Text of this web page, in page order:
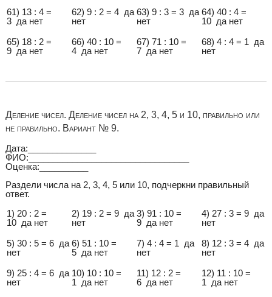
61) 13 : 4 =
3 да нет
62) 9 : 2 = 4 да
нет
63) 9 : 3 = 3 да
нет
64) 40 : 4 =
10 да нет
65) 18 : 2 =
9 да нет
66) 40 : 10 =
4 да нет
67) 71 : 10 =
7 да нет
68) 4 : 4 = 1 да
нет
Деление чисел. Деление чисел на 2, 3, 4, 5 и 10, правильно или
не правильно. Вариант № 9.
Дата:______________
ФИО:_________________________________
Оценка:__________
Раздели числа на 2, 3, 4, 5 или 10, подчеркни правильный
ответ.
1) 20 : 2 =
10 да нет
2) 19 : 2 = 9 да
нет
3) 91 : 10 =
9 да нет
4) 27 : 3 = 9 да
нет
5) 30 : 5 = 6 да
нет
6) 51 : 10 =
5 да нет
7) 4 : 4 = 1 да
нет
8) 12 : 3 = 4 да
нет
9) 25 : 4 = 6 да
нет
10) 10 : 10 =
1 да нет
11) 12 : 2 =
6 да нет
12) 11 : 10 =
1 да нет